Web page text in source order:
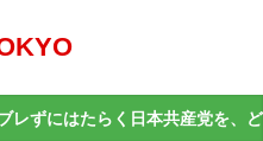
レずにはたらく日本共産党を、